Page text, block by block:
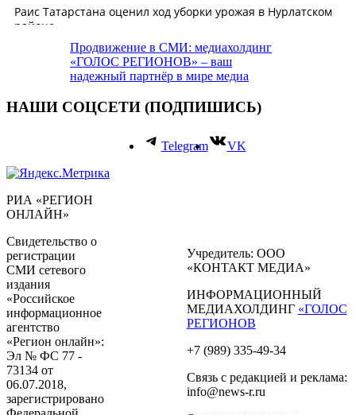
Продвижение в СМИ: медиахолдинг
«ГОЛОС РЕГИОНОВ» – ваш
надежный партнёр в мире медиа
НАШИ СОЦСЕТИ (ПОДПИШИСЬ)
Telegram VK
РИА «РЕГИОН
ОНЛАЙН»
Свидетельство о
регистрации
СМИ сетевого
издания
«Российское
информационное
агентство
«Регион онлайн»:
Эл № ФС 77 -
73134 от
06.07.2018,
зарегистрировано
Учредитель: ООО
«КОНТАКТ МЕДИА»
ИНФОРМАЦИОННЫЙ
МЕДИАХОЛДИНГ «ГОЛОС
РЕГИОНОВ
+7 (989) 335-49-34
Связь с редакцией и реклама:
info@news-r.ru